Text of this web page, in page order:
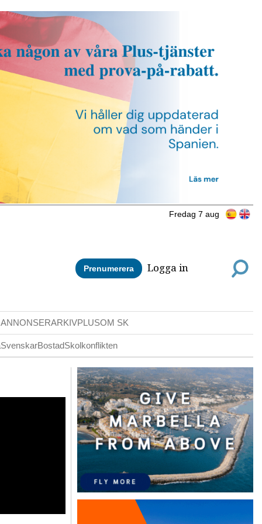
Fredag 7 aug
Prenumerera Logga in
ARKIVPLUSOM SK
SvenskarBostadSkolkonflikten